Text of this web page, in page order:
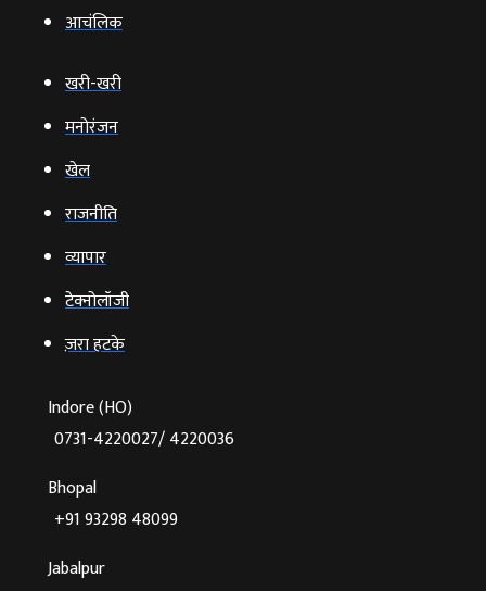
आचंलिक
खरी-खरी
मनोरंजन
खेल
राजनीति
व्‍यापार
टेक्‍नोलॉजी
ज़रा हटके
Indore (HO)
0731-4220027/ 4220036
Bhopal
+91 93298 48099
Jabalpur